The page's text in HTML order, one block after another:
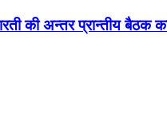
की अन्तर प्रान्तीय बैठक